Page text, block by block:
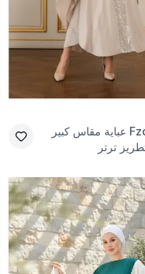
عباية مقاس كبير
ترتر